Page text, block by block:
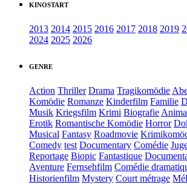
KINOSTART
2013 2014 2015 2016 2017 2018 2019
2024 2025 2026
GENRE
Action Thriller Drama Tragikomödie
Komödie Romanze Kinderfilm Familie
Musik Kriegsfilm Krimi Biografie
Erotik Romantische Komödie Horror
Musical Fantasy Roadmovie
Comedy test Documentary Comédie
Reportage Biopic Fantastique
Aventure Fernsehfilm Comédie
Historienfilm Mystery Court métrage